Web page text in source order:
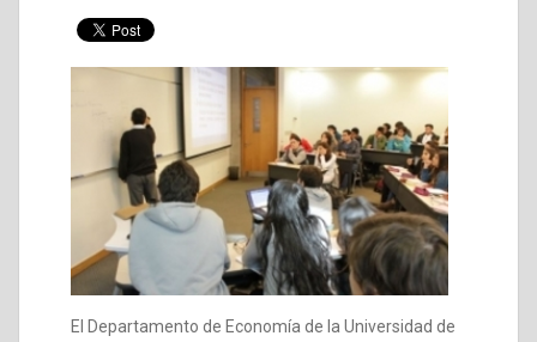
El Departamento de Economía de la Universidad de